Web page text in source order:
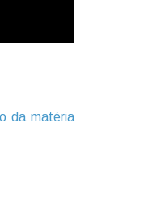
da matéria